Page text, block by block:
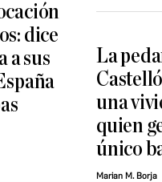
dice
a sus
La
una
quien
único
Marian M. Borja